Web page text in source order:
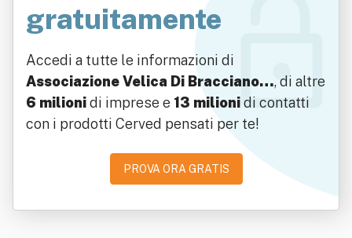
gratuitamente
Accedi a tutte le informazioni di
Associazione Velica Di Bracciano…, di altre
6 milionidi imprese e 13 milionidi contatti
con i prodotti Cerved pensati per te!
PROVA ORA GRATIS